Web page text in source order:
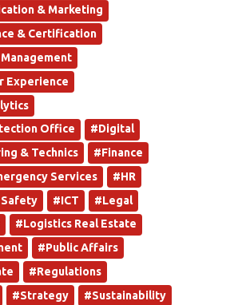
& Marketing
& Certification
Experience
Office
#Digital
& Technics
#Finance
Services
#HR
#ICT
#Legal
#Logistics Real Estate
#Public Affairs
#Regulations
#Strategy #Sustainability